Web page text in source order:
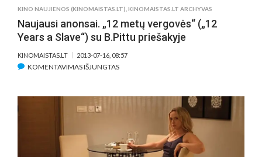
KINO NAUJIENOS (KINOMAISTAS.LT) KINOMAISTAS.LT ARCHYVAS
Naujausi anonsai. „12 metų vergovės“ („12
Years a Slave“) su B.Pittu priešakyje
KINOMAISTAS.LT 2013-07-16, 08:57
KOMENTAVIMAS IŠJUNGTASĮRAŠE
(„12
YEARS